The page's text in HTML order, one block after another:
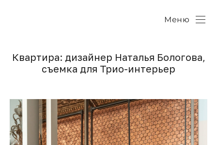
Меню
Квартира: дизайнер Наталья Бологова,
съемка для Трио-интерьер